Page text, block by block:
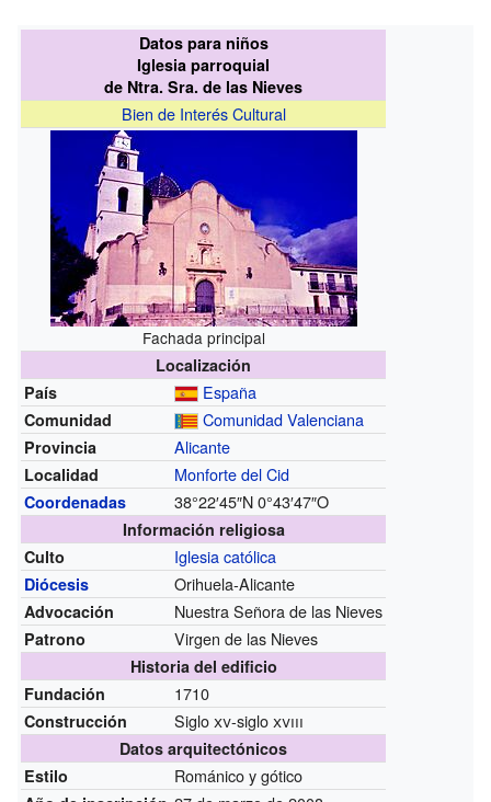
Datos para niños
Iglesia parroquial
de Ntra. Sra. de las Nieves
Bien de Interés Cultural
Fachada principal
Localización
País
España
Comunidad Comunidad Valenciana
Provincia Alicante
Localidad Monforte del Cid
Coordenadas 38°22′45″N0°43′47″O
Información religiosa
Culto
Iglesia católica
Diócesis Orihuela-Alicante
Advocación Nuestra Señora de las Nieves
Patrono Virgen de las Nieves
Historia del edificio
Fundación
1710
Construcción Sigloxv-sigloxviii
Datos arquitectónicos
Estilo
Románico y gótico